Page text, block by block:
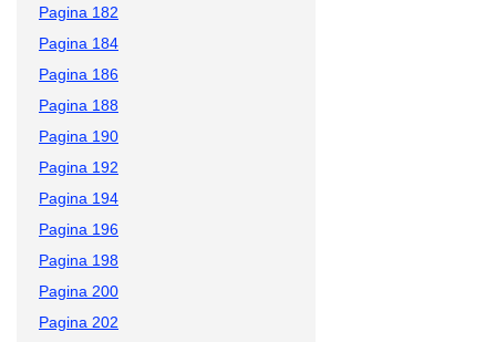
Pagina 182
Pagina 184
Pagina 186
Pagina 188
Pagina 190
Pagina 192
Pagina 194
Pagina 196
Pagina 198
Pagina 200
Pagina 202